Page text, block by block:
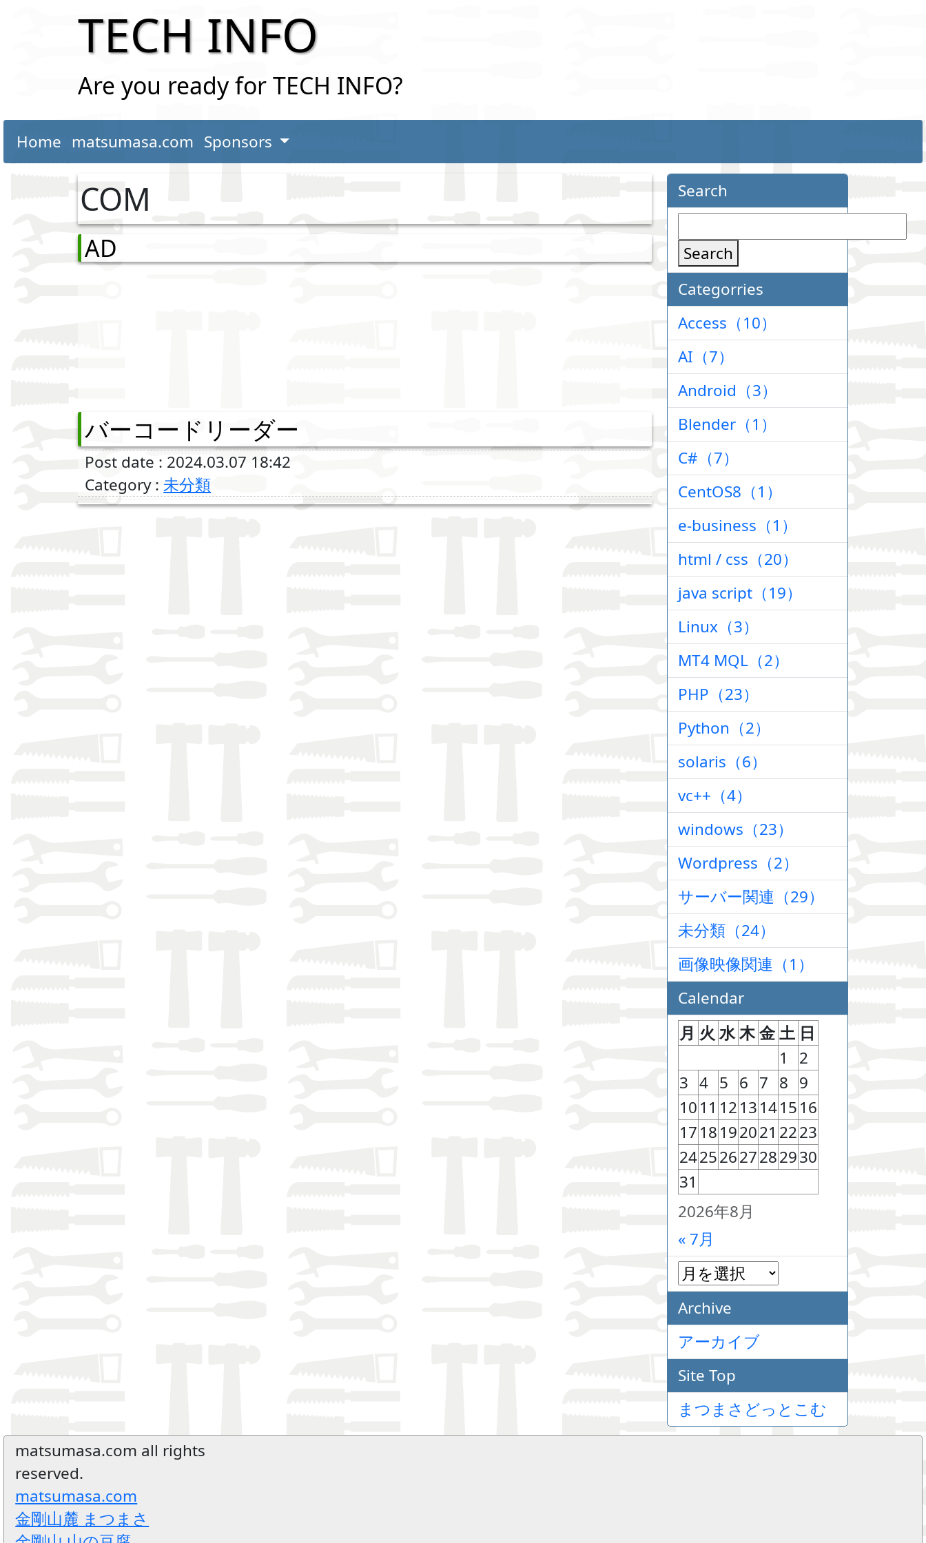
TECH INFO
Are you ready for TECH INFO?
Home matsumasa.com Sponsors
COM
AD
バーコードリーダー
Post date : 2024.03.07 18:42
Category :未分類
Search
Search
Categorries
Access（10）
AI（7）
Android（3）
Blender（1）
C#（7）
CentOS8（1）
e-business（1）
html / css（20）
java script（19）
Linux（3）
MT4 MQL（2）
PHP（23）
Python（2）
solaris（6）
vc++（4）
windows（23）
Wordpress（2）
サーバー関連（29）
未分類（24）
画像映像関連（1）
Calendar
2026年8月
月 火 水木金 土 日
1
2
3 4 5 6 7 8 9
1011 1213141516
1718192021 2223
24252627282930
31
« 7月
Archive
アーカイブ
Site Top
まつまさどっとこむ
matsumasa.com all rights
reserved.
matsumasa.com
金剛山麓 まつまさ